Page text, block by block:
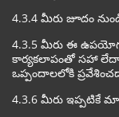
4.3.4 మీరు జూదం
4.3.5 మీరు ఈ
కార్యకలాపంతో సహా
ఒప్పందాలలోకి
4.3.6 మీరు ఇప్పటికే